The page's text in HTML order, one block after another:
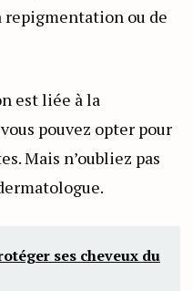
repigmentation ou de
est liée à la
pouvez opter pour
Mais n’oubliez pas
ses cheveux du